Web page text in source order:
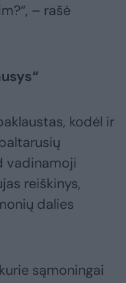
– rašė
kodėl ir
vadinamoji
reiškinys,
dalies
sąmoningai